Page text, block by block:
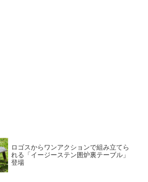
ロゴスからワンアクションで組み立てら
れる「イージーステン囲炉裏テーブル」
登場